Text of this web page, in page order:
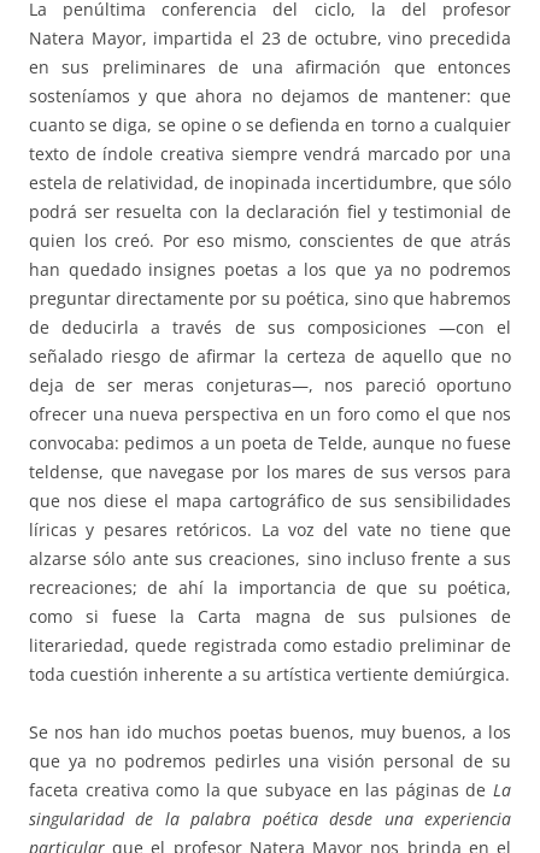
La penúltima conferencia del ciclo, la del profesor
Natera Mayor, impartida el 23 de octubre, vino precedida
en sus preliminares de una afirmación que entonces
sosteníamos y que ahora no dejamos de mantener: que
cuanto se diga, se opine o se defienda en torno a cualquier
texto de índole creativa siempre vendrá marcado por una
estela de relatividad, de inopinada incertidumbre, que sólo
podrá ser resuelta con la declaración fiel y testimonial de
quien los creó. Por eso mismo, conscientes de que atrás
han quedado insignes poetas a los que ya no podremos
preguntar directamente por su poética, sino que habremos
de deducirla a través de sus composiciones —con el
señalado riesgo de afirmar la certeza de aquello que no
deja de ser meras conjeturas—, nos pareció oportuno
ofrecer una nueva perspectiva en un foro como el que nos
convocaba: pedimos a un poeta de Telde, aunque no fuese
teldense, que navegase por los mares de sus versos para
que nos diese el mapa cartográfico de sus sensibilidades
líricas y pesares retóricos. La voz del vate no tiene que
alzarse sólo ante sus creaciones, sino incluso frente a sus
recreaciones; de ahí la importancia de que su poética,
como si fuese la Carta magna de sus pulsiones de
literariedad, quede registrada como estadio preliminar de
toda cuestión inherente a su artística vertiente demiúrgica.
Se nos han ido muchos poetas buenos, muy buenos, a los
que ya no podremos pedirles una visión personal de su
faceta creativa como la que subyace en las páginas de La
singularidad de la palabra poética desde una experiencia
particularque el profesor Natera Mayor nos brinda en el